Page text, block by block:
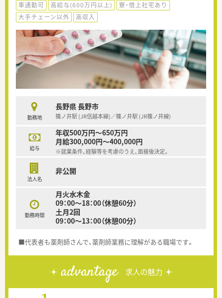
車通勤可
高給与(600万円以上)
寮・借上社宅あり
大手チェーン以外
高収入
勤務地
長野県 長野市
篠ノ井駅 (JR信越本線)／篠ノ井駅 (JR篠ノ井線)
給与
年収500万円～650万円
月給300,000円～400,000円
※就業条件、経験等を考慮のうえ、面接後決定。
法人名
非公開
勤務時間
月火水木金
09：00～18：00（休憩60分）
土月2回
09：00～13：00（休憩00分）
■代表者も薬剤師さんで、薬剤師業務に理解がある職場です。
advantage 求人の魅力